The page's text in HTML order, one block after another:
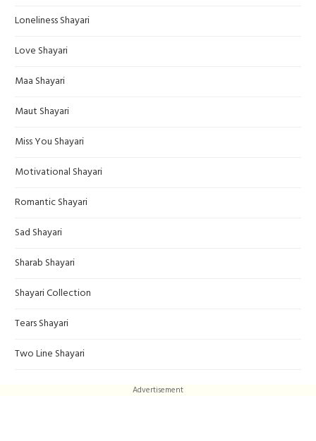
Loneliness Shayari
Love Shayari
Maa Shayari
Maut Shayari
Miss You Shayari
Motivational Shayari
Romantic Shayari
Sad Shayari
Sharab Shayari
Shayari Collection
Tears Shayari
Two Line Shayari
Advertisement